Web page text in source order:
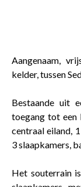
Aangenaam,
kelder, tussen
Bestaande uit
toegang tot een
centraal eiland,
3 slaapkamers,
Het souterrain